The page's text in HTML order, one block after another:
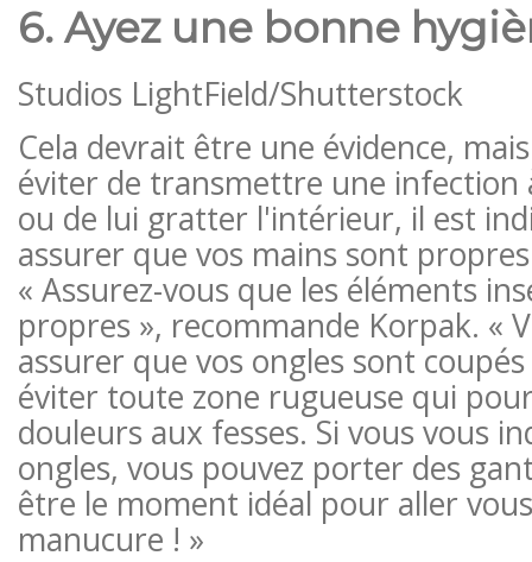
6. Ayez une bonne
Studios LightField/Shutterstock
Cela devrait être une évidence,
éviter de transmettre une infection
ou de lui gratter l'intérieur, il est
assurer que vos mains sont
« Assurez-vous que les éléments
propres », recommande Korpak. «
assurer que vos ongles sont
éviter toute zone rugueuse qui
douleurs aux fesses. Si vous vous
ongles, vous pouvez porter des
être le moment idéal pour aller
manucure ! »